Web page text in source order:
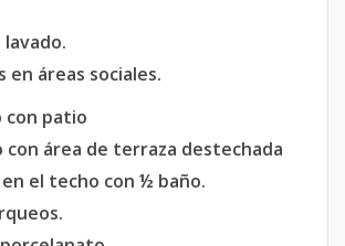
en áreas sociales.
con patio
con área de terraza destechada
el techo con ½ baño.